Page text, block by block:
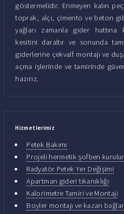
göstermelidir. Erimeyen kalın
toprak, alçı, çimento ve beton
yağları zamanla gider hattına
kesitini daraltır ve sonunda
giderlerine çekvalf montajı ve
açma işlerinde ve tamirinde
hazırız.
Hizmetlerimiz
Petek Bakımı
Projeli hermetik şofben
Radyatör Petek Yer Değişimi
Apartman gideri tıkanıklığı
Kalorimetre Tamiri ve Montajı
Boyler montajı ve kazan